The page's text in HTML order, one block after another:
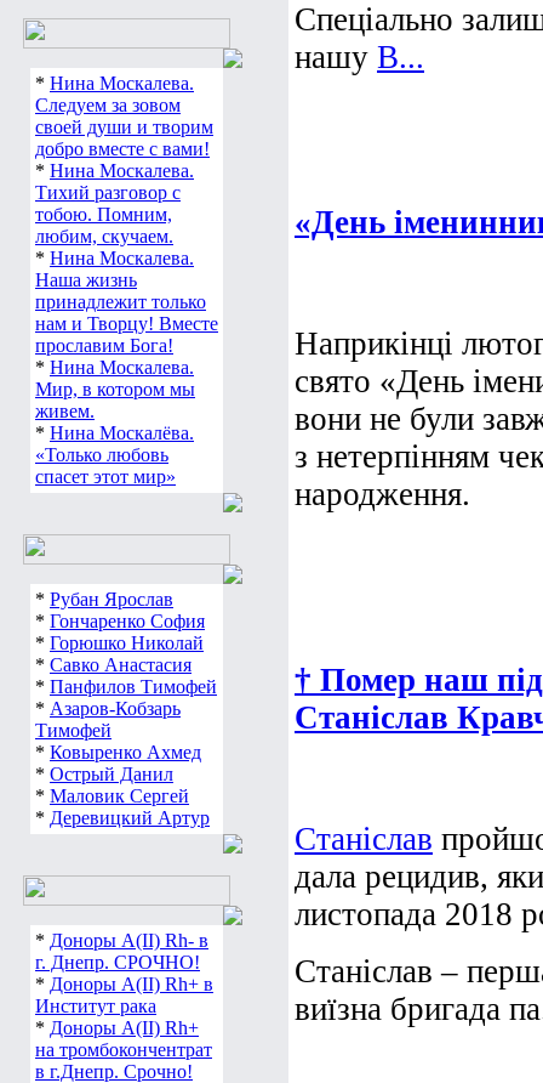
* Нина Москалева.
Следуем за зовом
своей души и творим
добро вместе с вами!
* Нина Москалева.
Тихий разговор с
тобою. Помним,
любим, скучаем.
* Нина Москалева.
Наша жизнь
принадлежит только
нам и Творцу! Вместе
прославим Бога!
* Нина Москалева.
Мир, в котором мы
живем.
* Нина Москалёва.
«Только любовь
спасет этот мир»
* Рубан Ярослав
* Гончаренко София
* Горюшко Николай
* Савко Анастасия
* Панфилов Тимофей
* Азаров-Кобзарь
Тимофей
* Ковыренко Ахмед
* Острый Данил
* Маловик Сергей
* Деревицкий Артур
* Доноры А(ІІ) Rh- в
г. Днепр. СРОЧНО!
* Доноры А(ІІ) Rh+ в
Институт рака
* Доноры А(ІІ) Rh+
на тромбокончентрат
в г.Днепр. Срочно!
Спеціально
нашу В...
«День
Наприкінці
свято «День
вони не були
з нетерпінням
народження.
† Помер наш
Станіслав
Станіслав
дала рецидив,
листопада 2018
Станіслав –
виїзна бригада